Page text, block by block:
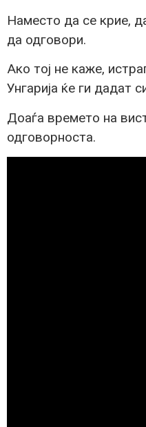
Наместо да се крие,
да одговори.
Ако тој не каже,
Унгарија ќе ги дадат
Доаѓа времето на
одговорноста.